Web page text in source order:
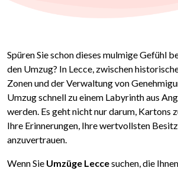
Spüren Sie schon dieses mulmige Gefühl
den Umzug? In Lecce, zwischen
Zonen und der Verwaltung von
Umzug schnell zu einem Labyrinth aus
werden. Es geht nicht nur darum, Kartons
Ihre Erinnerungen, Ihre wertvollsten
anzuvertrauen.
Wenn Sie Umzüge Leccesuchen, die